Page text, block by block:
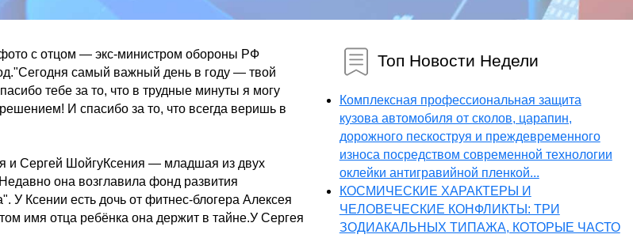
фото с отцом — экс-министром обороны РФ
самый важный день в году — твой
тебе за то, что в трудные минуты я могу
И спасибо за то, что всегда веришь в
и Сергей ШойгуКсения — младшая из двух
она возглавила фонд развития
У Ксении есть дочь от фитнес-блогера Алексея
имя отца ребёнка она держит в тайне.У Сергея
Топ Новости Недели
Комплексная профессиональная защита
кузова автомобиля от сколов, царапин,
дорожного пескоструя и преждевременного
износа посредством современной технологии
оклейки антигравийной пленкой...
КОСМИЧЕСКИЕ ХАРАКТЕРЫ И
ЧЕЛОВЕЧЕСКИЕ КОНФЛИКТЫ: ТРИ
ЗОДИАКАЛЬНЫХ ТИПАЖА, КОТОРЫЕ ЧАСТО